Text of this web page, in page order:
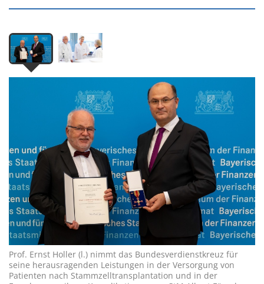
Prof. Ernst Holler (l.) nimmt das Bundesverdienstkreuz für
seine herausragenden Leistungen in der Versorgung von
Patienten nach Stammzelltransplantation und in der